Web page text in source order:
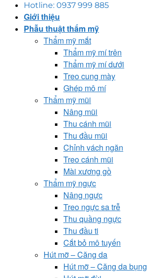
Hotline: 0937 999 885
Giới thiệu
Phẫu thuật thẩm mỹ
Thẩm mỹ mắt
Thẩm mỹ mí trên
Thẩm mỹ mí dưới
Treo cung mày
Ghép mô mí
Thẩm mỹ mũi
Nâng mũi
Thu cánh mũi
Thu đầu mũi
Chỉnh vách ngăn
Treo cánh mũi
Mài xương gồ
Thẩm mỹ ngực
Nâng ngực
Treo ngực sa trễ
Thu quầng ngực
Thu đầu ti
Cắt bỏ mô tuyến
Hút mỡ – Căng da
Hút mỡ – Căng da bụng